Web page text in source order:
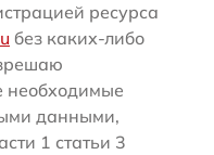
ресурса
без каких-либо
необходимые
данными,
1 статьи 3